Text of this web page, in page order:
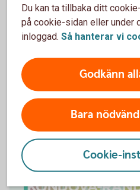
Du kan ta tillbaka ditt
på cookie-sidan eller under
inloggad. Så hanterar vi
Godkänn
Bara
Cookie-